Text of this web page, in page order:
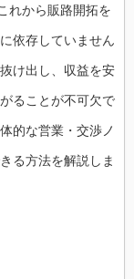
れから販路開拓を
依存していません
け出し、収益を安
ることが不可欠で
的な営業・交渉ノ
る方法を解説しま